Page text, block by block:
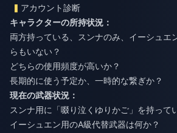
アカウント診断
キャラクターの所持状況：
両方持っている、スンナのみ、イーシュエ
らもいない？
どちらの使用頻度が高いか？
長期的に使う予定か、一時的な繋ぎか？
現在の武器状況：
スンナ用に「啜り泣くゆりかご」を持って
イーシュエン用のA級代替武器は何か？